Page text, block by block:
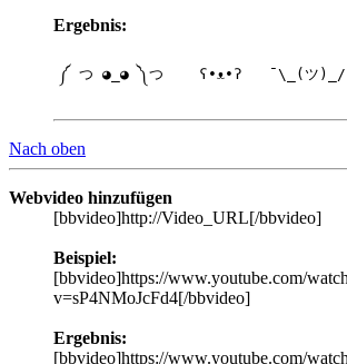
Ergebnis:
༼ つ ◕_◕ ༽つ    ʕ•ᴥ•ʔ   ¯\_(ツ)_/
Nach oben
Webvideo hinzufügen
[bbvideo]http://Video_URL[/bbvideo]
Beispiel:
[bbvideo]https://www.youtube.com/
v=sP4NMoJcFd4[/bbvideo]
Ergebnis:
[bbvideo]https://www.youtube.com/